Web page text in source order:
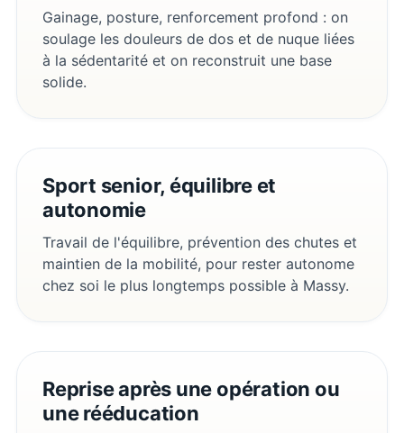
Gainage, posture, renforcement profond : on
soulage les douleurs de dos et de nuque liées
à la sédentarité et on reconstruit une base
solide.
Sport senior, équilibre et
autonomie
Travail de l'équilibre, prévention des chutes et
maintien de la mobilité, pour rester autonome
chez soi le plus longtemps possible à Massy.
Reprise après une opération ou
une rééducation